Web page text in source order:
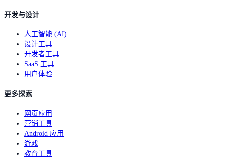
开发与设计
人工智能 (AI)
设计工具
开发者工具
SaaS 工具
用户体验
更多探索
网页应用
营销工具
Android 应用
游戏
教育工具